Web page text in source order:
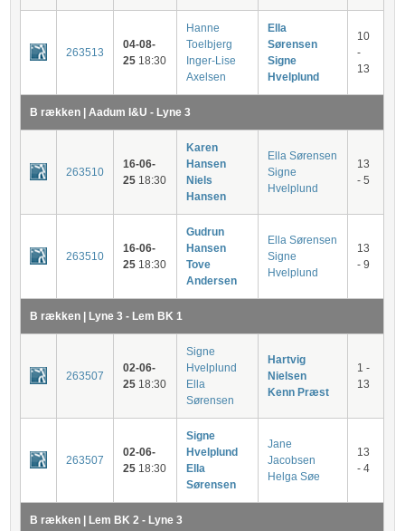
263513
04-08-
25 18:30
Hanne
Toelbjerg
Inger-Lise
Axelsen
Ella
Sørensen
Signe
Hvelplund
10
-
13
B rækken | Aadum I&U - Lyne 3
263510
16-06-
25 18:30
Karen
Hansen
Niels
Hansen
Ella Sørensen
Signe
Hvelplund
13
- 5
263510
16-06-
25 18:30
Gudrun
Hansen
Tove
Andersen
Ella Sørensen
Signe
Hvelplund
13
- 9
B rækken | Lyne 3 - Lem BK 1
263507
02-06-
25 18:30
Signe
Hvelplund
Ella
Sørensen
Hartvig
Nielsen
Kenn Præst
1 -
13
263507
02-06-
25 18:30
Signe
Hvelplund
Ella
Sørensen
Jane
Jacobsen
Helga Søe
13
- 4
B rækken | Lem BK 2 - Lyne 3